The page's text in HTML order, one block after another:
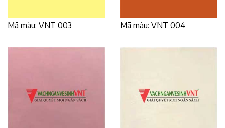
Mã màu: VNT 003 Mã màu: VNT 004